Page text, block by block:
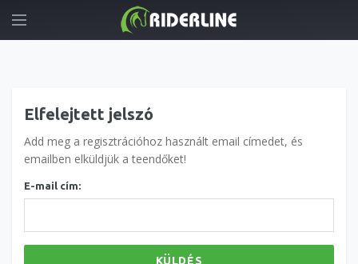
Elfelejtett jelszó
Add meg a regisztrációhoz használt email címedet, és
emailben elküldjük a teendőket!
E-mail cím:
KÜLDÉS